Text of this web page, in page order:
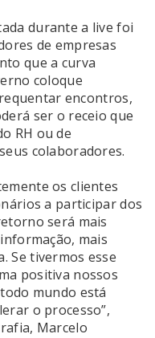
durante a live foi
de empresas
que a curva
coloque
encontros,
ser o receio que
RH ou de
colaboradores.
os clientes
a participar dos
será mais
mais
Se tivermos esse
positiva nossos
mundo está
o processo”,
Marcelo